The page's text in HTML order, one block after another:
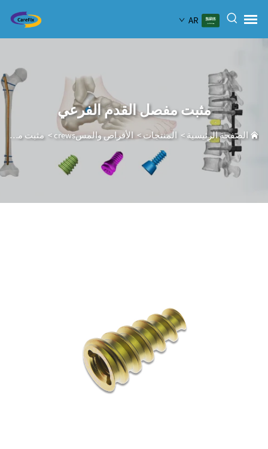
AR
مثبت مفصل القدم الفرعي
الصفحة الرئيسية >المنتجات>الأقراص والمسcrews >مثبت مفصل القدم الفرعي